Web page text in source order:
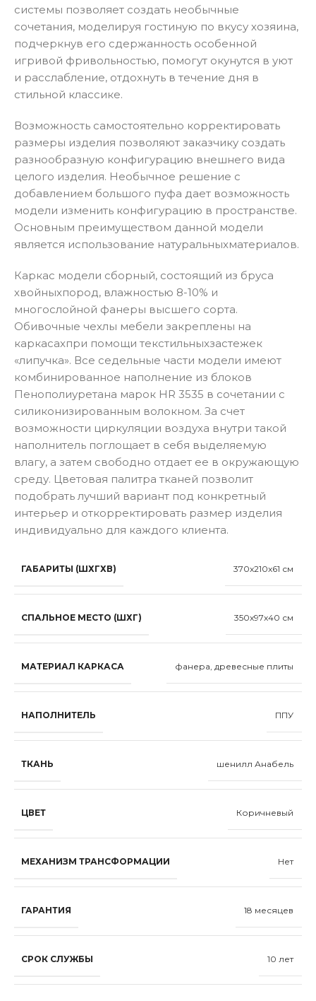
системы позволяет создать необычные
сочетания, моделируя гостиную по вкусу хозяина,
подчеркнув его сдержанность особенной
игривой фривольностью, помогут окунутся в уют
и расслабление, отдохнуть в течение дня в
стильной классике.
Возможность самостоятельно корректировать
размеры изделия позволяют заказчику создать
разнообразную конфигурацию внешнего вида
целого изделия. Необычное решение с
добавлением большого пуфа дает возможность
модели изменить конфигурацию в пространстве.
Основным преимуществом данной модели
является использование натуральныxматериалов.
Каркас модели сборный, состоящий из бруса
хвойныxпород, влажностью 8-10% и
многослойной фанеры высшего сорта.
Обивочные чехлы мебели закреплены на
каркасаxпри помощи текстильныxзастежек
«липучка». Все седельные части модели имеют
комбинированное наполнение из блоков
Пенополиуретана марок HR 3535 в сочетании с
силиконизированным волокном. За счет
возможности циркуляции воздуха внутри такой
наполнитель поглощает в себя выделяемую
влагу, а затем свободно отдает ее в окружающую
среду. Цветовая палитра тканей позволит
подобрать лучший вариант под конкретный
интерьер и откорректировать размер изделия
индивидуально для каждого клиента.
ГАБАРИТЫ (ШХГХВ) 370x210x61 см
СПАЛЬНОЕ МЕСТО (ШХГ) 350x97x40 см
МАТЕРИАЛ КАРКАСА фанера, древесные плиты
НАПОЛНИТЕЛЬ ППУ
ТКАНЬ шенилл Анабель
ЦВЕТ Коричневый
МЕХАНИЗМ ТРАНСФОРМАЦИИ Нет
ГАРАНТИЯ 18 месяцев
СРОК СЛУЖБЫ 10 лет